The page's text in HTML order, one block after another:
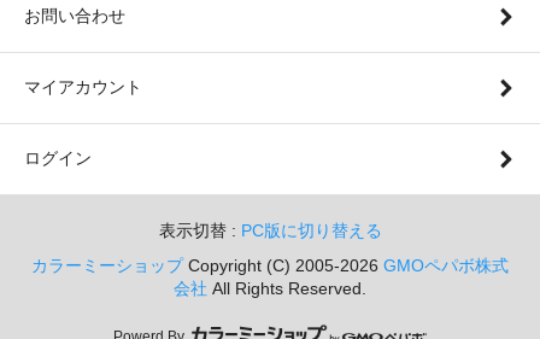
お問い合わせ
マイアカウント
ログイン
表示切替 : PC版に切り替える
カラーミーショップCopyright (C) 2005-2026 GMOペパボ株式
会社 All Rights Reserved.